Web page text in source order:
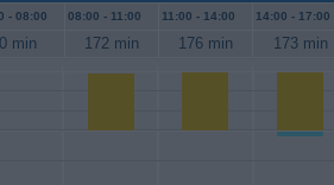
- 08:00 08:00 - 11:00 11:00 - 14:00 14:00 - 17:00
0 min 172 min 176 min 173 min